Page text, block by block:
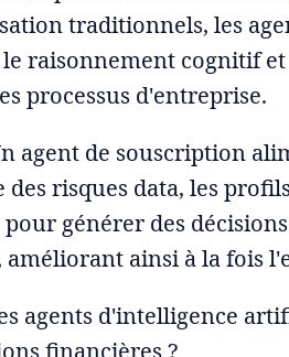
traditionnels, les
raisonnement cognitif
processus d'entreprise.
agent de souscription
risques data, les
générer des
améliorant ainsi à la fois
agents d'intelligence
financières ?